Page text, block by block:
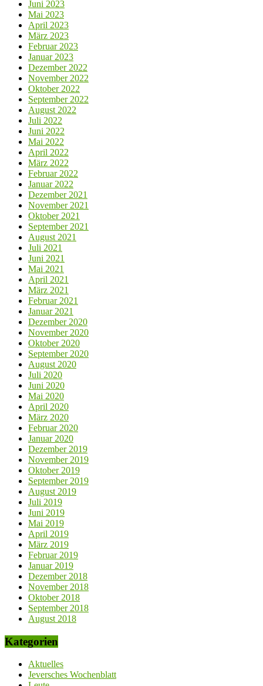
Juni 2023
Mai 2023
April 2023
März 2023
Februar 2023
Januar 2023
Dezember 2022
November 2022
Oktober 2022
September 2022
August 2022
Juli 2022
Juni 2022
Mai 2022
April 2022
März 2022
Februar 2022
Januar 2022
Dezember 2021
November 2021
Oktober 2021
September 2021
August 2021
Juli 2021
Juni 2021
Mai 2021
April 2021
März 2021
Februar 2021
Januar 2021
Dezember 2020
November 2020
Oktober 2020
September 2020
August 2020
Juli 2020
Juni 2020
Mai 2020
April 2020
März 2020
Februar 2020
Januar 2020
Dezember 2019
November 2019
Oktober 2019
September 2019
August 2019
Juli 2019
Juni 2019
Mai 2019
April 2019
März 2019
Februar 2019
Januar 2019
Dezember 2018
November 2018
Oktober 2018
September 2018
August 2018
Kategorien
Aktuelles
Jeversches Wochenblatt